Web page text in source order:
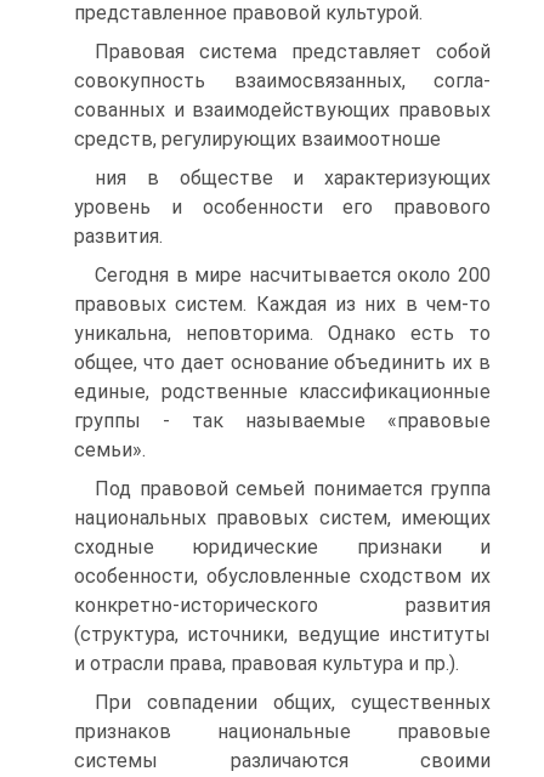
представленное правовой культурой.
Правовая система представляет собой
совокупность взаимосвязанных, согла­
сованных и взаимодействующих правовых
средств, регулирующих взаимоотноше­
ния в обществе и характеризующих
уровень и особенности его правового
развития.
Сегодня в мире насчитывается около 200
правовых систем. Каждая из них в чем-то
уникальна, неповторима. Однако есть то
общее, что дает основание объединить их в
единые, родственные классификационные
группы - так называемые «правовые
семьи».
Под правовой семьей понимается группа
национальных правовых систем, имею­щих
сходные юридические признаки и
особенности, обусловленные сходством их
кон­кретно-исторического развития
(структура, источники, ведущие институты
и отрасли права, правовая культура и пр.).
При совпадении общих, существенных
признаков национальные правовые
системы различаются своими